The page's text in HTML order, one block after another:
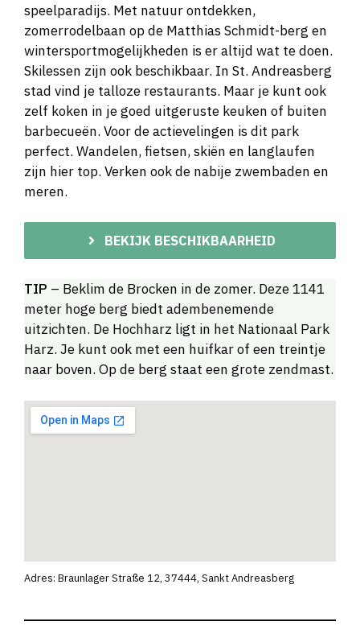
speelparadijs. Met natuur ontdekken,
zomerrodelbaan op de Matthias Schmidt-berg en
wintersportmogelijkheden is er altijd wat te doen.
Skilessen zijn ook beschikbaar. In St. Andreasberg
stad vind je talloze restaurants. Maar je kunt ook
zelf koken in je goed uitgeruste keuken of buiten
barbecueën. Voor de actievelingen is dit park
perfect. Wandelen, fietsen, skiën en langlaufen
zijn hier top. Verken ook de nabije zwembaden en
meren.
BEKIJK BESCHIKBAARHEID
TIP – Beklim de Brocken in de zomer. Deze 1141
meter hoge berg biedt adembenemende
uitzichten. De Hochharz ligt in het Nationaal Park
Harz. Je kunt ook met een huifkar of een treintje
naar boven. Op de berg staat een grote zendmast.
Adres: Braunlager Straße 12, 37444, Sankt Andreasberg